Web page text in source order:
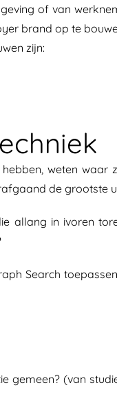
of van
brand op te
zijn:
weten waar
de grootste
allang in ivoren
Search
gemeen? (van